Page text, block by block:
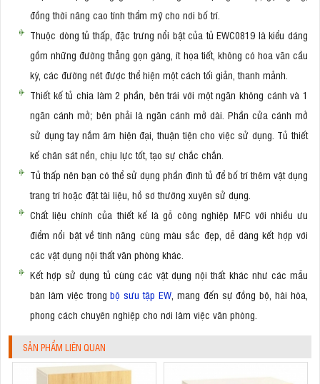
đồng thời nâng cao tính thẩm mỹ cho nơi bố trí.
Thuộc dòng tủ thấp, đặc trưng nổi bật của tủ EWC0819 là kiểu dáng
gồm những đường thẳng gọn gàng, ít họa tiết, không có hoa văn cầu
kỳ, các đường nét được thể hiện một cách tối giản, thanh mảnh.
Thiết kế tủ chia làm 2 phần, bên trái với một ngăn không cánh và 1
ngăn cánh mở; bên phải là ngăn cánh mở dài. Phần cửa cánh mở
sử dụng tay nắm âm hiện đại, thuận tiện cho việc sử dụng. Tủ thiết
kế chân sát nền, chịu lực tốt, tạo sự chắc chắn.
Tủ thấp nên bạn có thể sử dụng phần đình tủ để bố trí thêm vật dụng
trang trí hoặc đặt tài liệu, hồ sơ thường xuyên sử dụng.
Chất liệu chính của thiết kế là gỗ công nghiệp MFC với nhiều ưu
điểm nổi bật về tính năng cùng màu sắc đẹp, dễ dàng kết hợp với
các vật dụng nội thất văn phòng khác.
Kết hợp sử dụng tủ cùng các vật dụng nội thất khác như các mẫu
bàn làm việc trongbộ sưu tập EW , mang đến sự đồng bộ, hài hòa,
phong cách chuyên nghiệp cho nơi làm việc văn phòng.
SẢN PHẨM LIÊN QUAN